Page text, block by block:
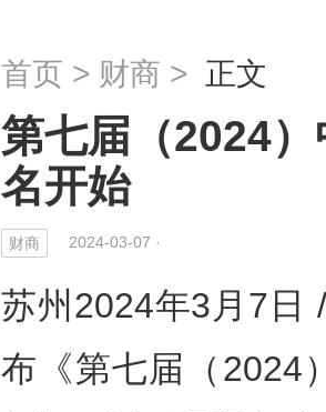
首页 > 财商 > 正文
第七届（2024
名开始
财商 2024-03-07 ·
苏州2024年3月7日
布《第七届（2024